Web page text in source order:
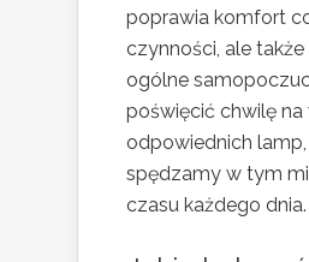
poprawia komfort
czynności, ale także
ogólne
poświęcić chwilę
odpowiednich
spędzamy w tym
czasu każdego dnia.